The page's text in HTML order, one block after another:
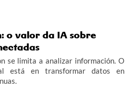
o valor da IA sobre
se limita a analizar información. O
está en transformar datos en